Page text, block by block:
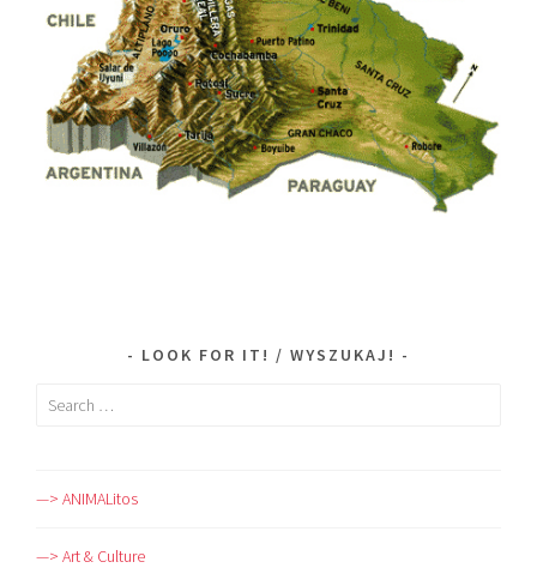
LOOK FOR IT! / WYSZUKAJ!
Search
—> ANIMALitos
—> Art & Culture